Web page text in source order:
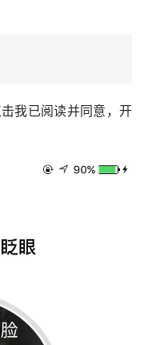
我已阅读并同意，开